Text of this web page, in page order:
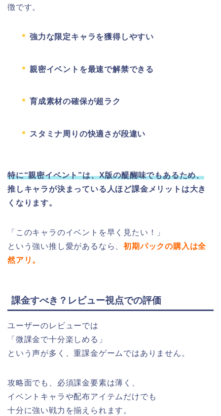
徴です。
強力な限定キャラを獲得しやすい
親密イベントを最速で解禁できる
育成素材の確保が超ラク
スタミナ周りの快適さが段違い
特に“親密イベント”は、X版の醍醐味でもあるため、
推しキャラが決まっている人ほど課金メリットは大き
くなります。
「このキャラのイベントを早く見たい！」
という強い推し愛があるなら、初期パックの購入は全
然アリ。
課金すべき？レビュー視点での評価
ユーザーのレビューでは
「微課金で十分楽しめる」
という声が多く、重課金ゲームではありません。
攻略面でも、必須課金要素は薄く、
イベントキャラや配布アイテムだけでも
十分に強い戦力を揃えられます。